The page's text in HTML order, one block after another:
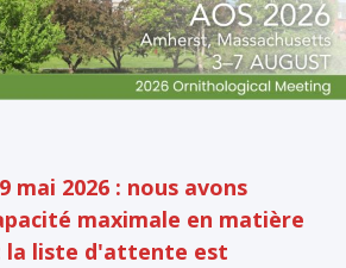
mai 2026 : nous avons
maximale en matière
la liste d'attente est